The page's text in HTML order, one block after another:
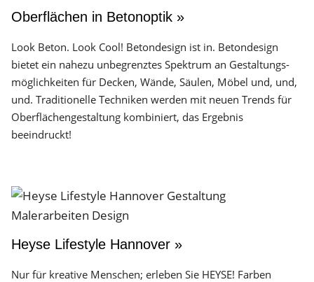
Oberflächen in Betonoptik »
Look Beton. Look Cool! Betondesign ist in. Betondesign
bietet ein nahezu unbegrenztes Spektrum an Gestaltungs­
möglichkeiten für Decken, Wände, Säulen, Möbel und, und,
und. Traditionelle Techniken werden mit neuen Trends für
Oberflächen­gestaltung kombiniert, das Ergebnis
beeindruckt!
Heyse Lifestyle Hannover »
Nur für kreative Menschen; erleben Sie HEYSE! Farben